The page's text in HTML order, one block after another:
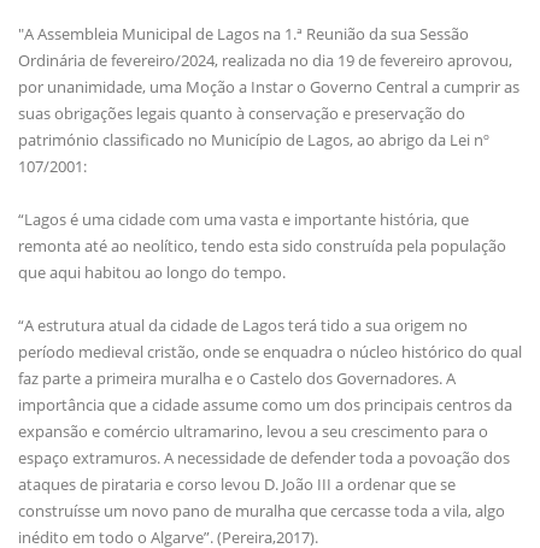
"A Assembleia Municipal de Lagos na 1.ª Reunião da sua Sessão
Ordinária de fevereiro/2024, realizada no dia 19 de fevereiro aprovou,
por unanimidade, uma Moção a Instar o Governo Central a cumprir as
suas obrigações legais quanto à conservação e preservação do
património classificado no Município de Lagos, ao abrigo da Lei nº
107/2001:
“Lagos é uma cidade com uma vasta e importante história, que
remonta até ao neolítico, tendo esta sido construída pela população
que aqui habitou ao longo do tempo.
“A estrutura atual da cidade de Lagos terá tido a sua origem no
período medieval cristão, onde se enquadra o núcleo histórico do qual
faz parte a primeira muralha e o Castelo dos Governadores. A
importância que a cidade assume como um dos principais centros da
expansão e comércio ultramarino, levou a seu crescimento para o
espaço extramuros. A necessidade de defender toda a povoação dos
ataques de pirataria e corso levou D. João III a ordenar que se
construísse um novo pano de muralha que cercasse toda a vila, algo
inédito em todo o Algarve”. (Pereira,2017).